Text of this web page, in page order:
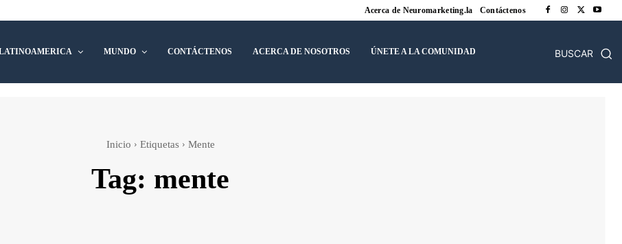
Acerca de Neuromarketing.la Contáctenos
MUNDO CONTÁCTENOS ACERCA DE NOSOTROS ÚNETE A LA COMUNIDAD BUSCAR
Inicio Etiquetas Mente
Tag: mente